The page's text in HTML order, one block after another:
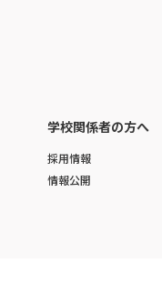
学校関係者の方へ
採用情報
情報公開